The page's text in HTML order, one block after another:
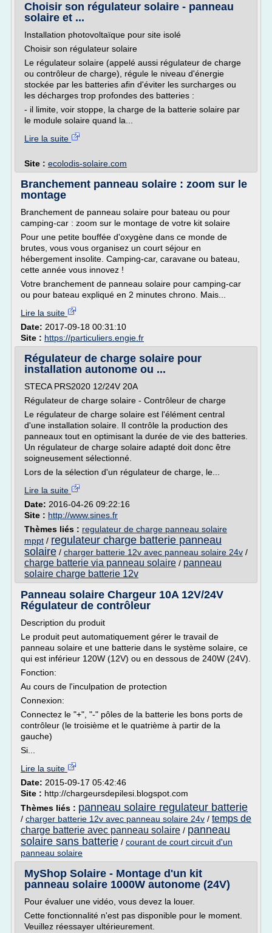
Choisir son régulateur solaire - panneau
solaire et ...
Installation photovoltaïque pour site isolé
Choisir son régulateur solaire
Le régulateur solaire (appelé aussi régulateur de charge
ou contrôleur de charge), régule le niveau d'énergie
stockée par les batteries afin d'éviter les surcharges ou
les décharges trop profondes des batteries :
- il limite, voir stoppe, la charge de la batterie solaire par
le module solaire quand la...
Lire la suite
Site : ecolodis-solaire.com
Branchement panneau solaire : zoom sur le
montage
Branchement de panneau solaire pour bateau ou pour
camping-car : zoom sur le montage de votre kit solaire
Pour une petite bouffée d'oxygène dans ce monde de
brutes, vous vous organisez un court séjour en
hébergement insolite. Camping-car, caravane ou bateau,
cette année vous innovez !
Votre branchement de panneau solaire pour camping-car
ou pour bateau expliqué en 2 minutes chrono. Mais...
Lire la suite
Date: 2017-09-18 00:31:10
Site : https://particuliers.engie.fr
Régulateur de charge solaire pour
installation autonome ou ...
STECA PRS2020 12/24V 20A
Régulateur de charge solaire - Contrôleur de charge
Le régulateur de charge solaire est l'élément central
d'une installation solaire. Il contrôle la production des
panneaux tout en optimisant la durée de vie des batteries.
Un régulateur de charge solaire adapté doit donc être
soigneusement sélectionné.
Lors de la sélection d'un régulateur de charge, le...
Lire la suite
Date: 2016-04-26 09:22:16
Site : http://www.sines.fr
Thèmes liés : regulateur de charge panneau solaire
mppt / regulateur charge batterie panneau
solaire / charger batterie 12v avec panneau solaire 24v /
charge batterie via panneau solaire / panneau
solaire charge batterie 12v
Panneau solaire Chargeur 10A 12V/24V
Régulateur de contrôleur
Description du produit
Le produit peut automatiquement gérer le travail de
panneau solaire et une batterie dans le système solaire, ce
qui est inférieur 120W (12V) ou en dessous de 240W (24V).
Fonction:
Au cours de l'inculpation de protection
Connexion:
Connectez le "+", "-" pôles de la batterie les bons ports de
contrôleur (le troisième et le quatrième à partir de la
gauche)
Si...
Lire la suite
Date: 2015-09-17 05:42:46
Site : http://chargeursdepilesi.blogspot.com
Thèmes liés : panneau solaire regulateur batterie
/ charger batterie 12v avec panneau solaire 24v / temps de
charge batterie avec panneau solaire / panneau
solaire sans batterie / courant de court circuit d'un
panneau solaire
MyShop Solaire - Montage d'un kit
panneau solaire 1000W autonome (24V)
Pour évaluer une vidéo, vous devez la louer.
Cette fonctionnalité n'est pas disponible pour le moment.
Veuillez réessayer ultérieurement.